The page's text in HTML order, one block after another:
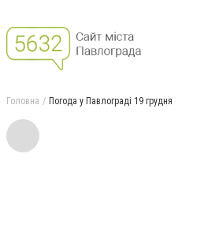
Головна Погода у Павлограді 19 грудня